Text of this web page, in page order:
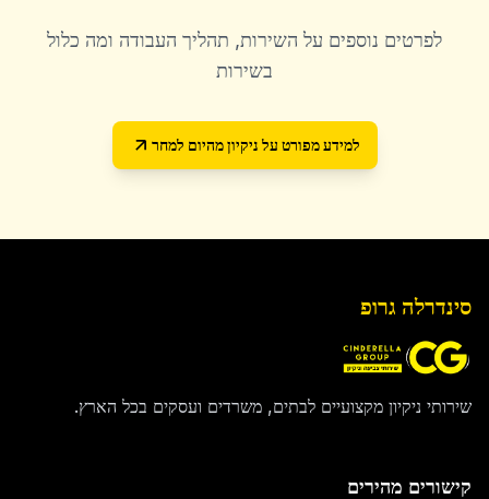
לפרטים נוספים על השירות, תהליך העבודה ומה כלול
בשירות
למידע מפורט על ניקיון מהיום למחר
סינדרלה גרופ
שירותי ניקיון מקצועיים לבתים, משרדים ועסקים בכל הארץ.
קישורים מהירים